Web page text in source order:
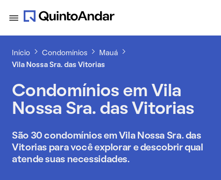
Início Condomínios
Mauá
Vila Nossa Sra. das Vitorias
Condomínios em Vila
Nossa Sra. das Vitorias
São 30 condomínios em Vila Nossa Sra. das
Vitorias para você explorar e descobrir qual
atende suas necessidades.